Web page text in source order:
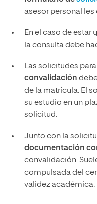
asesor personal les
En el caso de estar
la consulta debe
Las solicitudes para
convalidación
de la matrícula. El
su estudio en un
solicitud.
Junto con la
documentación
convalidación.
compulsada del
validez académica.